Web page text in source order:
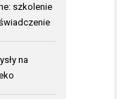
szkolenie
na